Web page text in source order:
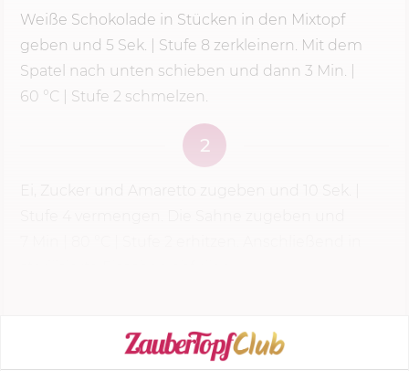
Weiße Schokolade in Stücken in den Mixtopf
geben und 5 Sek. Stufe 8 zerkleinern. Mit dem
Spatel nach unten schieben und dann 3 Min.
60 °C | Stufe 2 schmelzen.
2
KOCHMODUS STARTEN